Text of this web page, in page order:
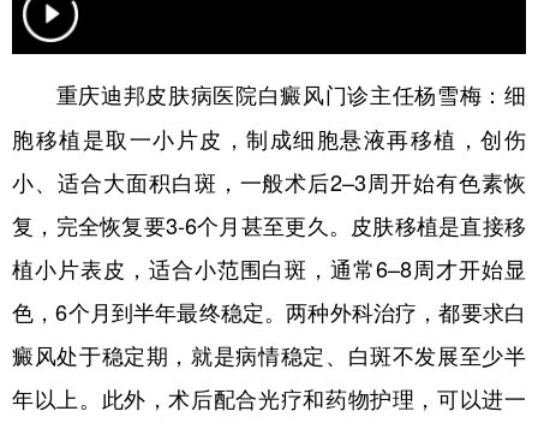
重庆迪邦皮肤病医院白癜风门诊主任杨雪梅： 细
胞移植是取一小片皮，制成细胞悬液再移植，创伤
小、适合大面积白斑，一般术后2–3周开始有色素恢
复，完全恢复要3-6个月甚至更久。皮肤移植是直接移
植小片表皮，适合小范围白斑，通常6–8周才开始显
色，6个月到半年最终稳定。两种外科治疗，都要求白
癜风处于稳定期，就是病情稳定、白斑不发展至少半
年以上。此外，术后配合光疗和药物护理，可以进一